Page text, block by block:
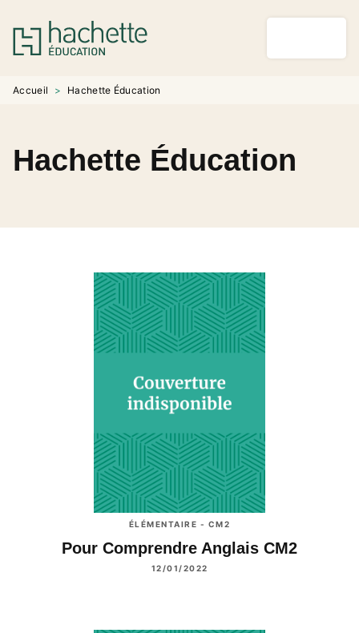
MENU RECHERCHE
PIED DE PAGE
Accueil > Hachette Éducation
Hachette Éducation
ÉLÉMENTAIRE - CM2
Pour Comprendre Anglais CM2
12/01/2022